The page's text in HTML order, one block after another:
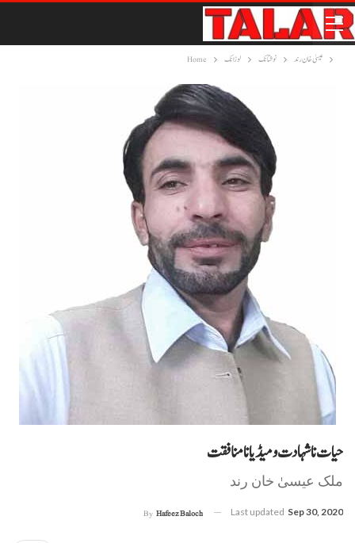
Home لوزانک نوشتانک عیسیٰ خان رند
حیات نا شہادت و میڈیا نا منافقت
ملک عیسیٰ خان رند
By Hafeez Baloch Last updated Sep 30, 2020